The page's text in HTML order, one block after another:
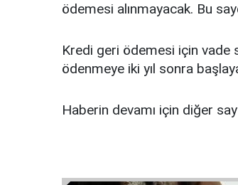
ödemesi alınmayacak. Bu
Kredi geri ödemesi için vade
ödenmeye iki yıl sonra
Haberin devamı için diğer